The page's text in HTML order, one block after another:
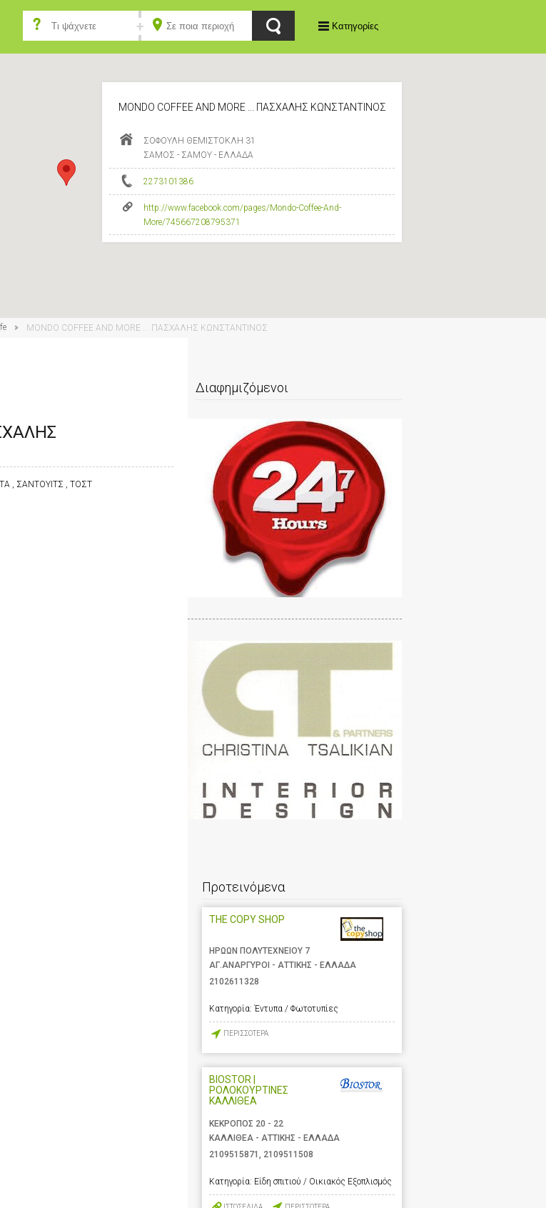
Κατηγορίες
MONDO COFFEE AND MORE ... ΠΑΣΧΑΛΗΣ ΚΩΝΣΤΑΝΤΙΝΟΣ
ΣΟΦΟΥΛΗ ΘΕΜΙΣΤΟΚΛΗ 31
ΣΑΜΟΣ - ΣΑΜΟΥ - ΕΛΛΑΔΑ
2273101386
http://www.facebook.com/pages/Mondo-Coffee-And-
More/745667208795371
MONDO COFFEE AND MORE ... ΠΑΣΧΑΛΗΣ ΚΩΝΣΤΑΝΤΙΝΟΣ
, ΣΑΝΤΟΥΙΤΣ , ΤΟΣΤ
Διαφημιζόμενοι
Προτεινόμενα
THE COPY SHOP
ΗΡΩΩΝ ΠΟΛΥΤΕΧΝΕΙΟΥ 7
ΑΓ.ΑΝΑΡΓΥΡΟΙ - ΑΤΤΙΚΗΣ - ΕΛΛΑΔΑ
2102611328
Κατηγορία: Έντυπα / Φωτοτυπίες
ΠΕΡΙΣΣΟΤΕΡΑ
BIOSTOR |
ΡΟΛΟΚΟΥΡΤΙΝΕΣ
ΚΑΛΛΙΘΕΑ
ΚΕΚΡΟΠΟΣ 20 - 22
ΚΑΛΛΙΘΕΑ - ΑΤΤΙΚΗΣ - ΕΛΛΑΔΑ
2109515871 , 2109511508
Κατηγορία: Είδη σπιτιού / Οικιακός Εξοπλισμός